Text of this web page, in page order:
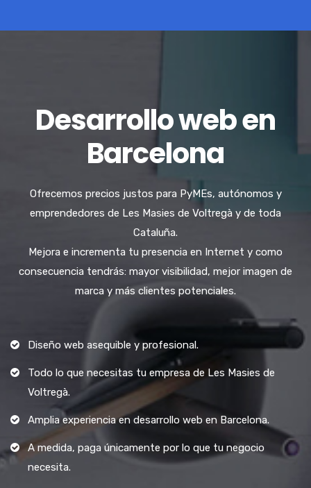
Desarrollo web en
Barcelona
Ofrecemos precios justos para PyMEs, autónomos y
emprendedores de Les Masies de Voltregà y de toda
Cataluña.
Mejora e incrementa tu presencia en Internet y como
consecuencia tendrás: mayor visibilidad, mejor imagen de
marca y más clientes potenciales.
Diseño web asequible y profesional.
Todo lo que necesitas tu empresa de Les Masies de
Voltregà.
Amplia experiencia en desarrollo web en Barcelona.
A medida, paga únicamente por lo que tu negocio
necesita.